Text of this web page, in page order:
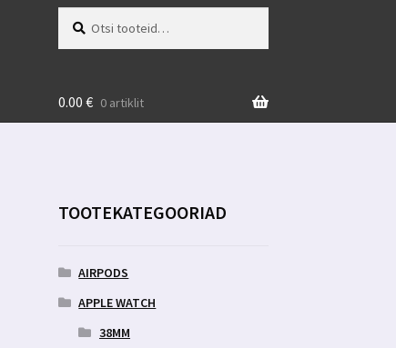
0.00 € 0 artiklit
TOOTEKATEGOORIAD
AIRPODS
APPLE WATCH
38MM